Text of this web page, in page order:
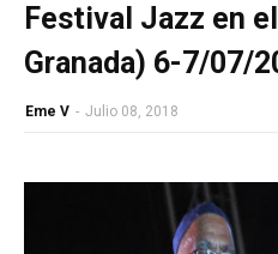
Festival Jazz en
Granada) 6-7/07/
Eme V - Julio 08, 2018